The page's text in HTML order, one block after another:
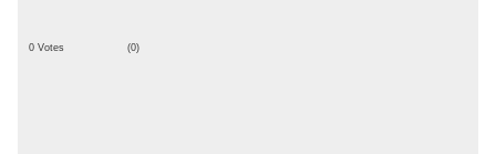
0 Votes (0)